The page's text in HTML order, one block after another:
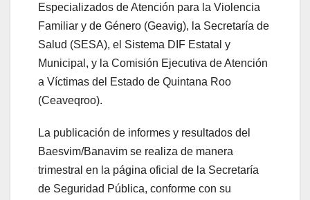
Especializados de Atención para la Violencia
Familiar y de Género (Geavig), la Secretaría de
Salud (SESA), el Sistema DIF Estatal y
Municipal, y la Comisión Ejecutiva de Atención
a Víctimas del Estado de Quintana Roo
(Ceaveqroo).
La publicación de informes y resultados del
Baesvim/Banavim se realiza de manera
trimestral en la página oficial de la Secretaría
de Seguridad Pública, conforme con su